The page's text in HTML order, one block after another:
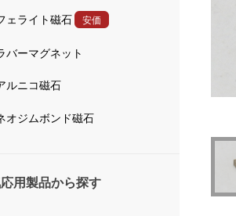
磁気活水器
磁気計測器
ェライト磁石 安価
バーマグネット
ルニコ磁石
オジムボンド磁石
用製品から探す